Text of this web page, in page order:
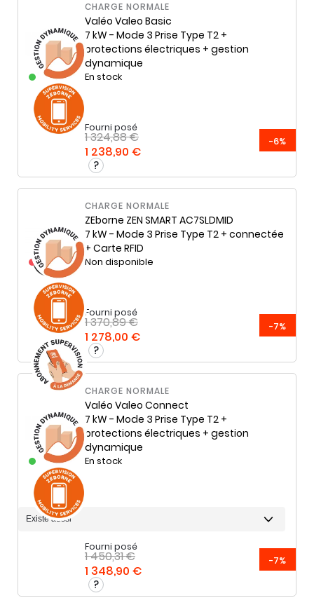
CHARGE NORMALE
Valéo Valeo Basic
7 kW - Mode 3 Prise Type T2 +
protections électriques + gestion
dynamique
En stock
Fourni posé
1 324,88 €
1 238,90 €
-6%
CHARGE NORMALE
ZEborne ZEN SMART AC7SLDMID
7 kW - Mode 3 Prise Type T2 + connectée
+ Carte RFID
Non disponible
Fourni posé
1 370,89 €
1 278,00 €
-7%
CHARGE NORMALE
Valéo Valeo Connect
7 kW - Mode 3 Prise Type T2 +
protections électriques + gestion
dynamique
En stock
Fourni posé
1 450,31 €
1 348,90 €
-7%